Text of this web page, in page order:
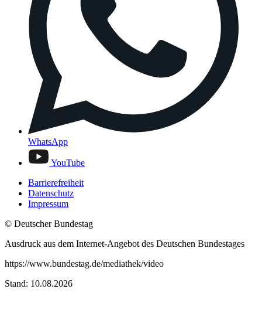
WhatsApp
YouTube
Barrierefreiheit
Datenschutz
Impressum
© Deutscher Bundestag
Ausdruck aus dem Internet-Angebot des Deutschen Bundestages
https://www.bundestag.de/mediathek/video
Stand: 10.08.2026